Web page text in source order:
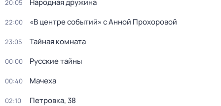
20:05 Народная дружина
22:00 «В центре событий» с Анной Прохоровой
23:05 Тайная комната
00:00 Русские тайны
00:40 Мачеха
02:10 Петровка, 38